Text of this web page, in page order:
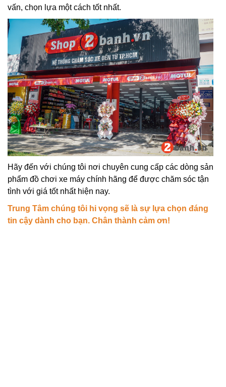
vấn, chọn lựa một cách tốt nhất.
Hãy đến với chúng tôi nơi chuyên cung cấp các dòng sản
phẩm đồ chơi xe máy chính hãng để được chăm sóc tận
tình với giá tốt nhất hiện nay.
Trung Tâm chúng tôi hi vọng sẽ là sự lựa chọn đáng
tin cậy dành cho bạn. Chân thành cảm ơn!